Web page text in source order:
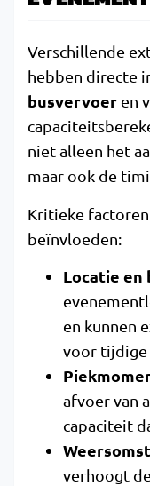
Verschillende
hebben directe
busvervoer en
niet alleen het
maar ook de
Kritieke
beïnvloeden:
Locatie en
en kunnen
voor tijdige
afvoer van
capaciteit
verhoogt